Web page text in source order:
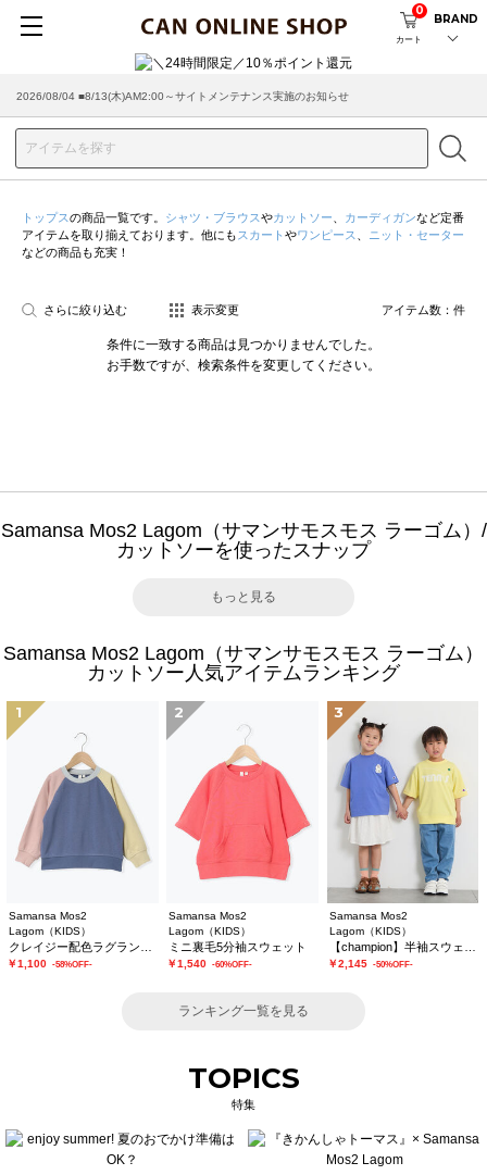
カート
0
BRAND
2026/08/04 ■8/13(木)AM2:00～サイトメンテナンス実施のお知らせ
トップスの商品一覧です。 シャツ・ブラウスやカットソー カーディガンなど定番
アイテムを取り揃えております。他にも スカート やワンピース
ニット・セーター
などの商品も充実！
さらに絞り込む 表示変更 アイテム数： 件
条件に一致する商品は見つかりませんでした。
お手数ですが、検索条件を変更してください。
Samansa Mos2 Lagom（サマンサモスモス ラーゴム）/
カットソーを使ったスナップ
もっと見る
Samansa Mos2 Lagom（サマンサモスモス ラーゴム）
カットソー人気アイテムランキング
1
Samansa Mos2
Lagom（KIDS）
￥1,100 -58%OFF-
2
Samansa Mos2
Lagom（KIDS）
ミニ裏毛5分袖スウェット
￥1,540 -60%OFF-
3
Samansa Mos2
Lagom（KIDS）
￥2,145 -50%OFF-
ランキング一覧を見る
TOPICS
特集